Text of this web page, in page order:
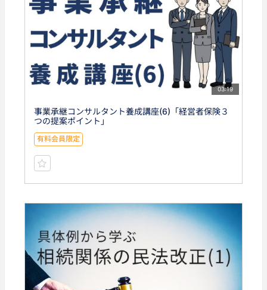
03:19
事業承継コンサルタント養成講座(6)「経営者保険３
つの提案ポイント」
有料会員限定